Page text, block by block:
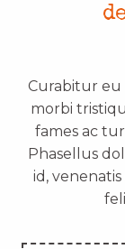
Curabitur
morbi
fames ac
Phasellus
id,